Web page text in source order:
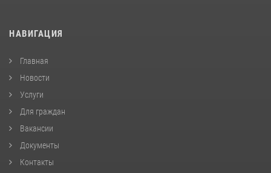
НАВИГАЦИЯ
Главная
Новости
Услуги
Для граждан
Вакансии
Документы
Контакты